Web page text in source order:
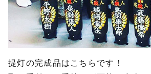
提灯の完成品はこちらです！